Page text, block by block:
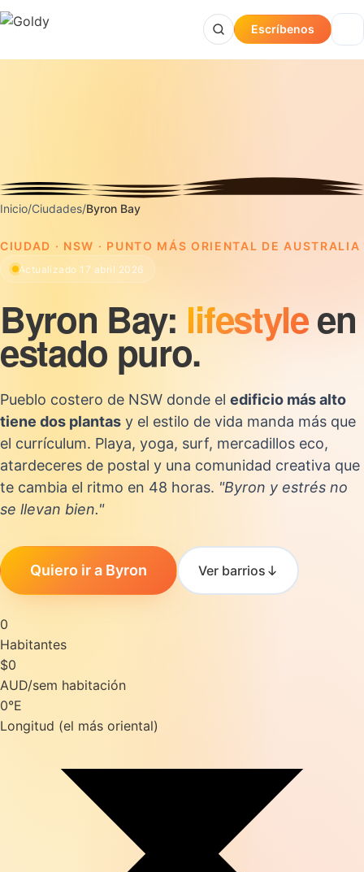
Escríbenos
Inicio/Ciudades/Byron Bay
CIUDAD · NSW · PUNTO MÁS ORIENTAL DE AUSTRALIA
Actualizado 17 abril 2026
Byron Bay: lifestyleen
estado puro.
Pueblo costero de NSW donde el edificio más alto
tiene dos plantas y el estilo de vida manda más que
el currículum. Playa, yoga, surf, mercadillos eco,
atardeceres de postal y una comunidad creativa que
te cambia el ritmo en 48 horas. "Byron y estrés no
se llevan bien."
Quiero ir a Byron Ver barrios
0
Habitantes
$0
AUD/sem habitación
0°E
Longitud (el más oriental)